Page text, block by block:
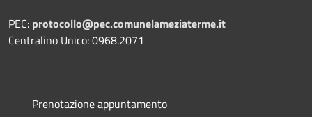
PEC: protocollo@pec.comunelameziaterme.it
Centralino Unico: 0968.2071
Prenotazione appuntamento